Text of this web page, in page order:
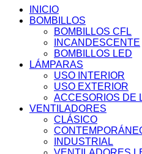
INICIO
BOMBILLOS
BOMBILLOS CFL
INCANDESCENTE
BOMBILLOS LED
LÁMPARAS
USO INTERIOR
USO EXTERIOR
ACCESORIOS DE
VENTILADORES
CLÁSICO
INDUSTRIAL